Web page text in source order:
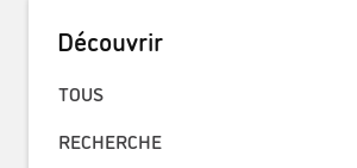
Découvrir
TOUS
RECHERCHE